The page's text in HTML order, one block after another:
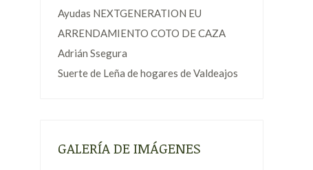
Ayudas NEXTGENERATION EU
ARRENDAMIENTO COTO DE CAZA
Adrián Ssegura
Suerte de Leña de hogares de Valdeajos
GALERÍA DE IMÁGENES